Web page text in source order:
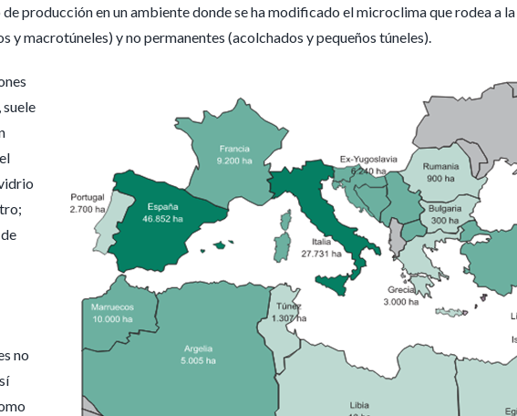
producción en un ambiente donde se ha modificado el microclima que rodea a
macrotúneles) y no permanentes (acolchados y pequeños túneles).
no